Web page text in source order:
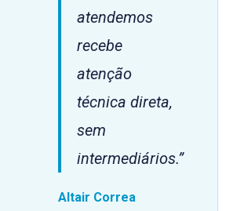
atendemos
recebe
atenção
técnica direta,
sem
intermediários.”
Altair Correa